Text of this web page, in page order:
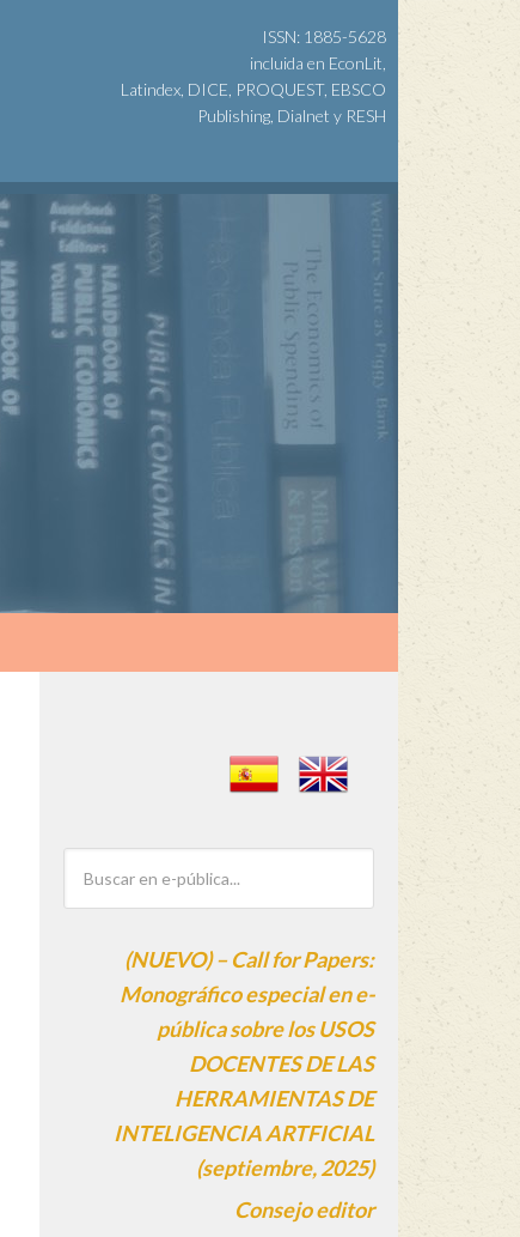
ISSN: 1885-5628
incluida en EconLit,
Latindex, DICE, PROQUEST, EBSCO
Publishing, Dialnet y RESH
(NUEVO) – Call for Papers:
Monográfico especial en e-
pública sobre los USOS
DOCENTES DE LAS
HERRAMIENTAS DE
INTELIGENCIA ARTFICIAL
(septiembre, 2025)
Consejo editor